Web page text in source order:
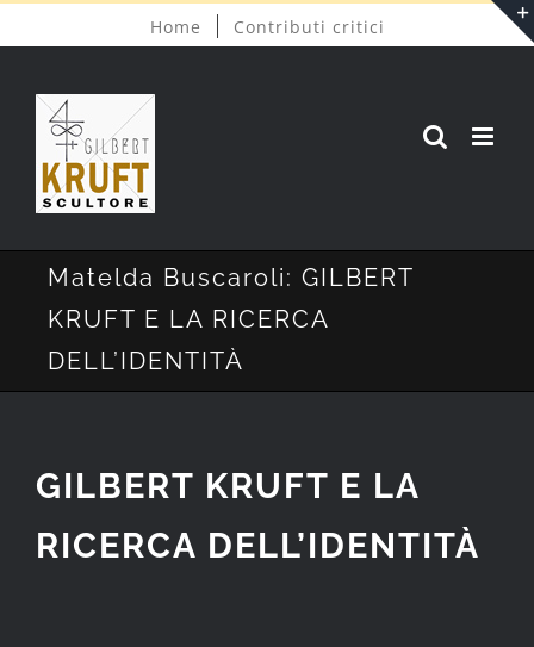
contenuto
Home Contributi critici
Matelda Buscaroli: GILBERT
KRUFT E LA RICERCA
DELL’IDENTITÀ
GILBERT KRUFT E LA
RICERCA DELL’IDENTITÀ